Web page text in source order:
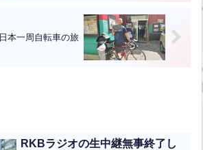
日本一周自転車の旅
RKBラジオの生中継無事終了し